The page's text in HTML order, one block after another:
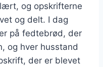
og opskrifterne
og delt. I dag
på fedtebrød, der
og hver husstand
der er blevet